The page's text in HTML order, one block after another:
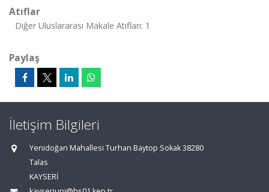
Atıflar
Diğer Uluslararası Makale Atıfları: 1
Paylaş
İletişim Bilgileri
Yenidoğan Mahallesi Turhan Baytop Sokak 38280
Talas
KAYSERİ